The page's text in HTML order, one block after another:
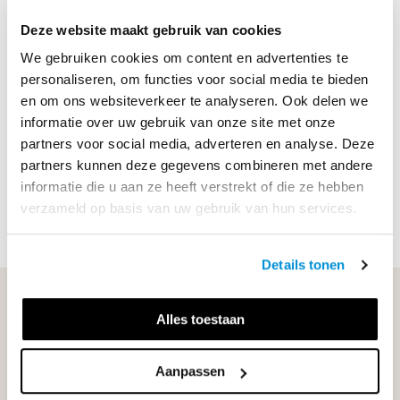
Deze website maakt gebruik van cookies
We gebruiken cookies om content en advertenties te
personaliseren, om functies voor social media te bieden
en om ons websiteverkeer te analyseren. Ook delen we
informatie over uw gebruik van onze site met onze
partners voor social media, adverteren en analyse. Deze
partners kunnen deze gegevens combineren met andere
informatie die u aan ze heeft verstrekt of die ze hebben
verzameld op basis van uw gebruik van hun services.
Details tonen
Alles toestaan
Aanpassen
Productbeschrijving
Maak kennis met de keuzekaternen van Systematische
Natuurkunde. De inhoud bevat veel rekenvoorbeelden,
opgaven met een duidelijke opbouw én de keuzekaternen
bevatten leerdoelen. De keuzekaternen van Systematisc...
Lees meer
WIJ STAAN VOOR JE KLAAR!
033-4483000